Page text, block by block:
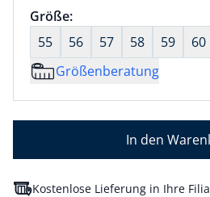
Größenauswahl:
Größe:nichts ausgewählt
55
56 57 58 59 60
Größenberatung
In den
Kostenlose Lieferung in Ihre